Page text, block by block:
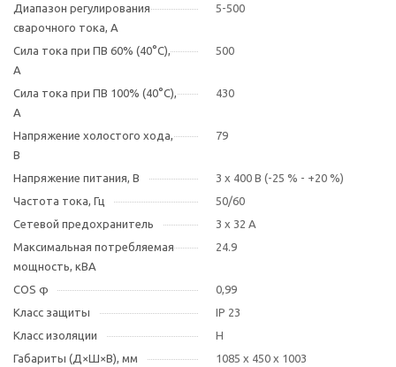
Диапазон регулирования
сварочного тока, А
5-500
Сила тока при ПВ 60% (40°С),
А
500
Сила тока при ПВ 100% (40°С),
А
430
Напряжение холостого хода,
В
79
Напряжение питания, В
3 x 400 В (-25 % - +20 %)
Частота тока, Гц
50/60
Сетевой предохранитель
3 x 32 A
Максимальная потребляемая
мощность, кВА
24.9
COS φ
0,99
Класс защиты
IP 23
Класс изоляции
Н
Габариты (Д×Ш×В), мм
1085 x 450 x 1003